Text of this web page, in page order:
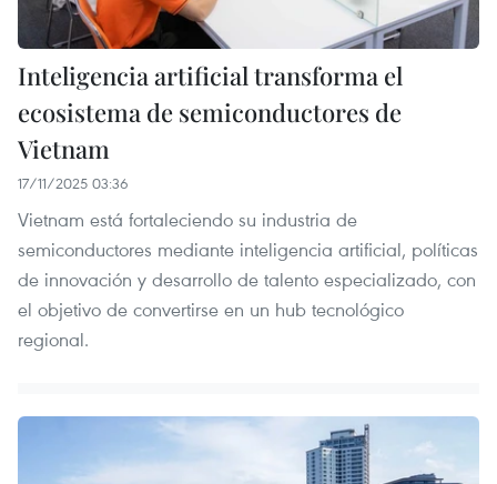
Inteligencia artificial transforma el
ecosistema de semiconductores de
Vietnam
17/11/2025 03:36
Vietnam está fortaleciendo su industria de
semiconductores mediante inteligencia artificial, políticas
de innovación y desarrollo de talento especializado, con
el objetivo de convertirse en un hub tecnológico
regional.